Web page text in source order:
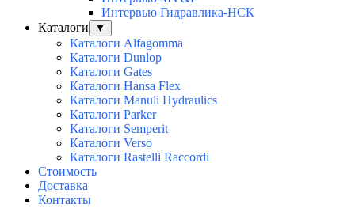
Интервью Гидравлика-НСК
Каталоги
▼
Каталоги Alfagomma
Каталоги Dunlop
Каталоги Gates
Каталоги Hansa Flex
Каталоги Manuli Hydraulics
Каталоги Parker
Каталоги Semperit
Каталоги Verso
Каталоги Rastelli Raccordi
Стоимость
Доставка
Контакты